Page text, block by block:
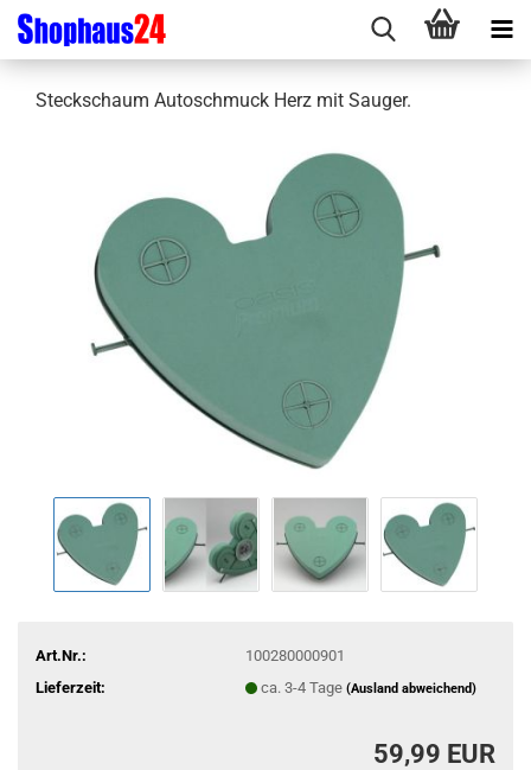
Steckschaum Autoschmuck Herz mit Sauger.
Art.Nr.:
100280000901
Lieferzeit:
ca. 3-4 Tage (Ausland abweichend)
59,99 EUR